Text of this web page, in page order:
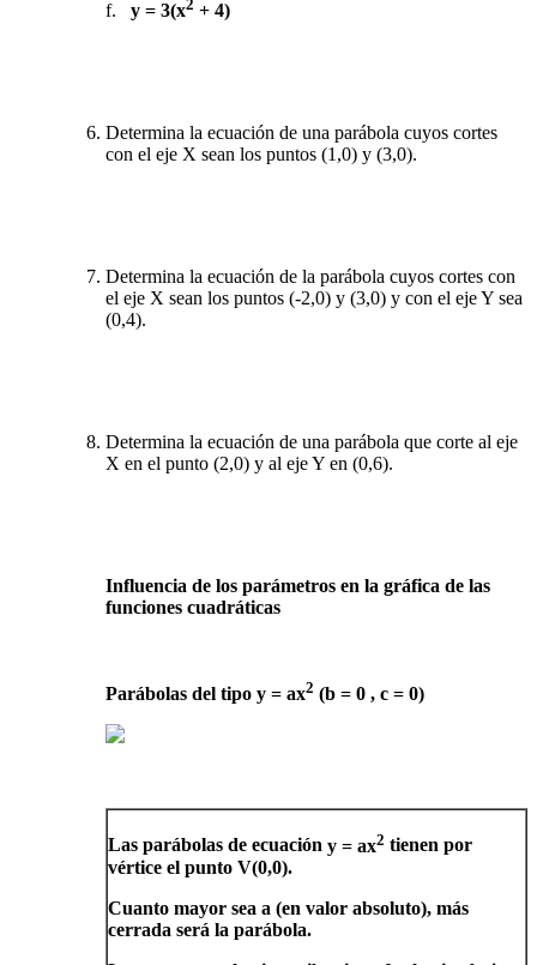
f. y = 3(x2 + 4)
Determina la ecuación de una parábola cuyos cortes
con el eje X sean los puntos (1,0) y (3,0).
Determina la ecuación de la parábola cuyos cortes con
el eje X sean los puntos (-2,0) y (3,0) y con el eje Y sea
(0,4).
Determina la ecuación de una parábola que corte al eje
X en el punto (2,0) y al eje Y en (0,6).
Influencia de los parámetros en la gráfica de las
funciones cuadráticas
Parábolas del tipo y = ax2 (b = 0 , c = 0)
Las parábolas de ecuación y = ax2 tienen por
vértice el punto V(0,0).
Cuanto mayor sea a (en valor absoluto), más
cerrada será la parábola.